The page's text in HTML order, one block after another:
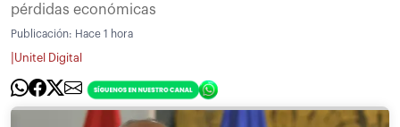
pérdidas económicas
Publicación: Hace 1 hora
Unitel Digital